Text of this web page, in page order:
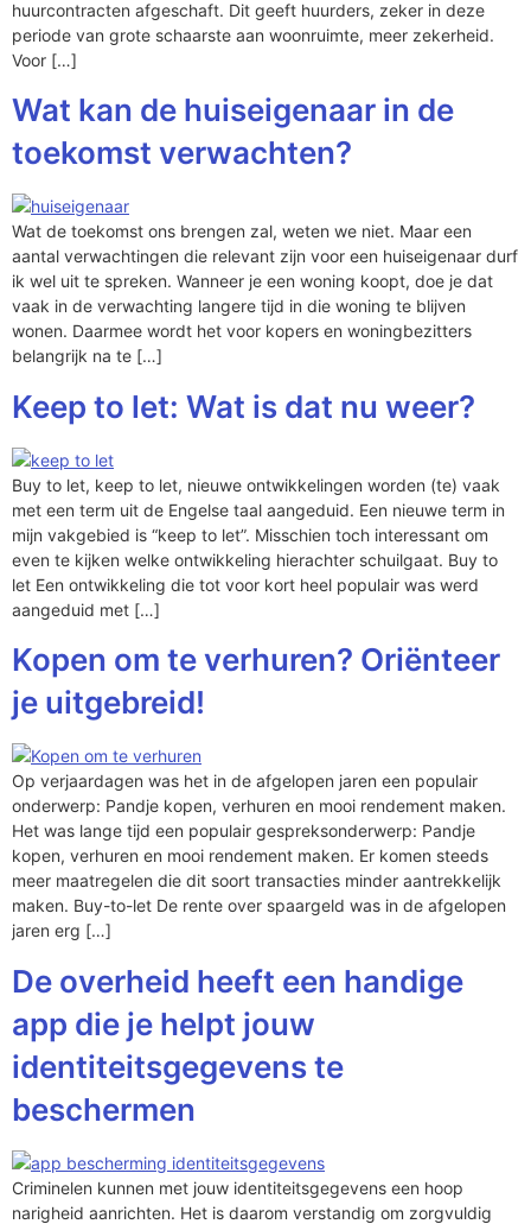
huurcontracten afgeschaft. Dit geeft huurders, zeker in deze
periode van grote schaarste aan woonruimte, meer zekerheid.
Voor […]
Wat kan de huiseigenaar in de
toekomst verwachten?
Wat de toekomst ons brengen zal, weten we niet. Maar een
aantal verwachtingen die relevant zijn voor een huiseigenaar durf
ik wel uit te spreken. Wanneer je een woning koopt, doe je dat
vaak in de verwachting langere tijd in die woning te blijven
wonen. Daarmee wordt het voor kopers en woningbezitters
belangrijk na te […]
Keep to let: Wat is dat nu weer?
Buy to let, keep to let, nieuwe ontwikkelingen worden (te) vaak
met een term uit de Engelse taal aangeduid. Een nieuwe term in
mijn vakgebied is “keep to let”. Misschien toch interessant om
even te kijken welke ontwikkeling hierachter schuilgaat. Buy to
let Een ontwikkeling die tot voor kort heel populair was werd
aangeduid met […]
Kopen om te verhuren? Oriënteer
je uitgebreid!
Op verjaardagen was het in de afgelopen jaren een populair
onderwerp: Pandje kopen, verhuren en mooi rendement maken.
Het was lange tijd een populair gespreksonderwerp: Pandje
kopen, verhuren en mooi rendement maken. Er komen steeds
meer maatregelen die dit soort transacties minder aantrekkelijk
maken. Buy-to-let De rente over spaargeld was in de afgelopen
jaren erg […]
De overheid heeft een handige
app die je helpt jouw
identiteitsgegevens te
beschermen
Criminelen kunnen met jouw identiteitsgegevens een hoop
narigheid aanrichten. Het is daarom verstandig om zorgvuldig